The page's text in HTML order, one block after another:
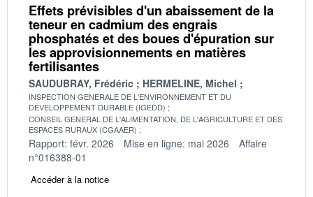
Effets prévisibles d'un abaissement de la
teneur en cadmium des engrais
phosphatés et des boues d'épuration sur
les approvisionnements en matières
fertilisantes
SAUDUBRAY, Frédéric HERMELINE, Michel
INSPECTION GENERALE DE L'ENVIRONNEMENT ET DU
DEVELOPPEMENT DURABLE (IGEDD)
CONSEIL GENERAL DE L'ALIMENTATION, DE L'AGRICULTURE ET DES
ESPACES RURAUX (CGAAER)
Rapport: févr. 2026 Mise en ligne: mai 2026
Affaire
n°016388-01
Accéder à la notice